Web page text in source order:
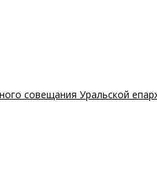
совещания Уральской